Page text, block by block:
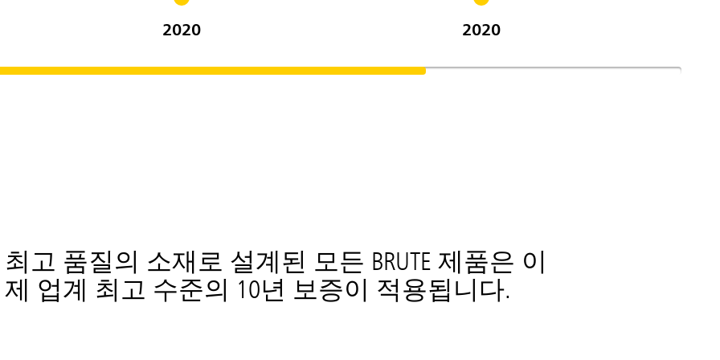
2020 2020
최고 품질의 소재로 설계된 모든 BRUTE 제품은 이
제 업계 최고 수준의 10년 보증이 적용됩니다.